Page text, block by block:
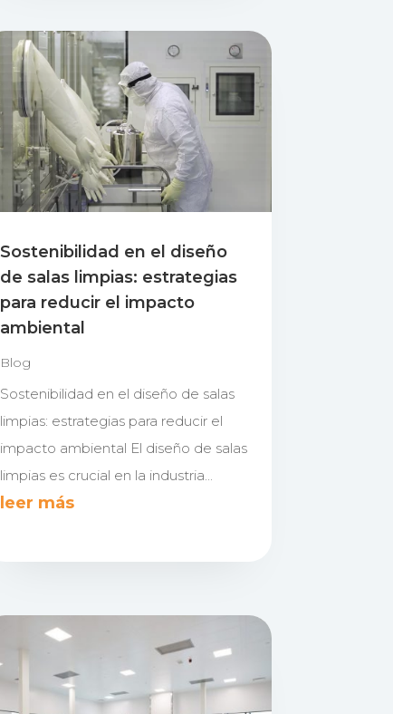
Sostenibilidad en el diseño
de salas limpias: estrategias
para reducir el impacto
ambiental
Blog
Sostenibilidad en el diseño de salas
limpias: estrategias para reducir el
impacto ambiental El diseño de salas
limpias es crucial en la industria...
leer más